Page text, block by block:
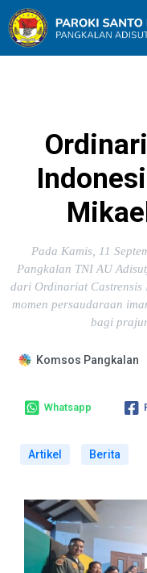
Pada Kamis, 11
Pangkalan TNI AU
dari Ordinariat
momen persaudaraan
bagi
Komsos Pangkalan
Whatsapp
Artikel Berita